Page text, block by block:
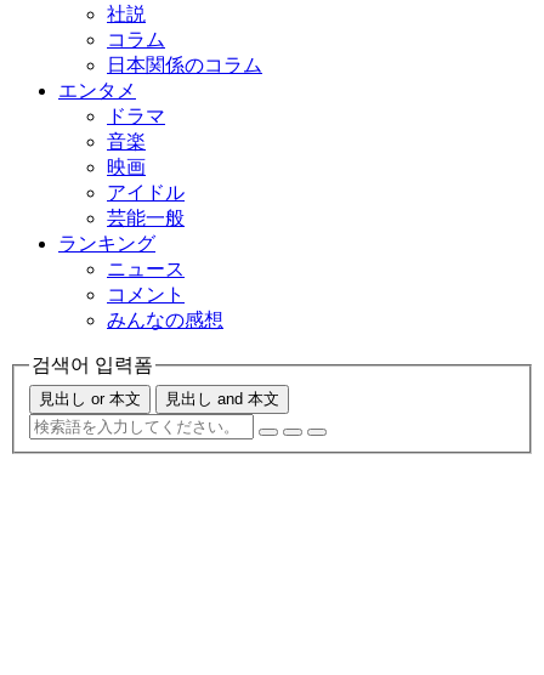
社説
コラム
日本関係のコラム
エンタメ
ドラマ
音楽
映画
アイドル
芸能一般
ランキング
ニュース
コメント
みんなの感想
검색어 입력폼
見出し or 本文 見出し and 本文